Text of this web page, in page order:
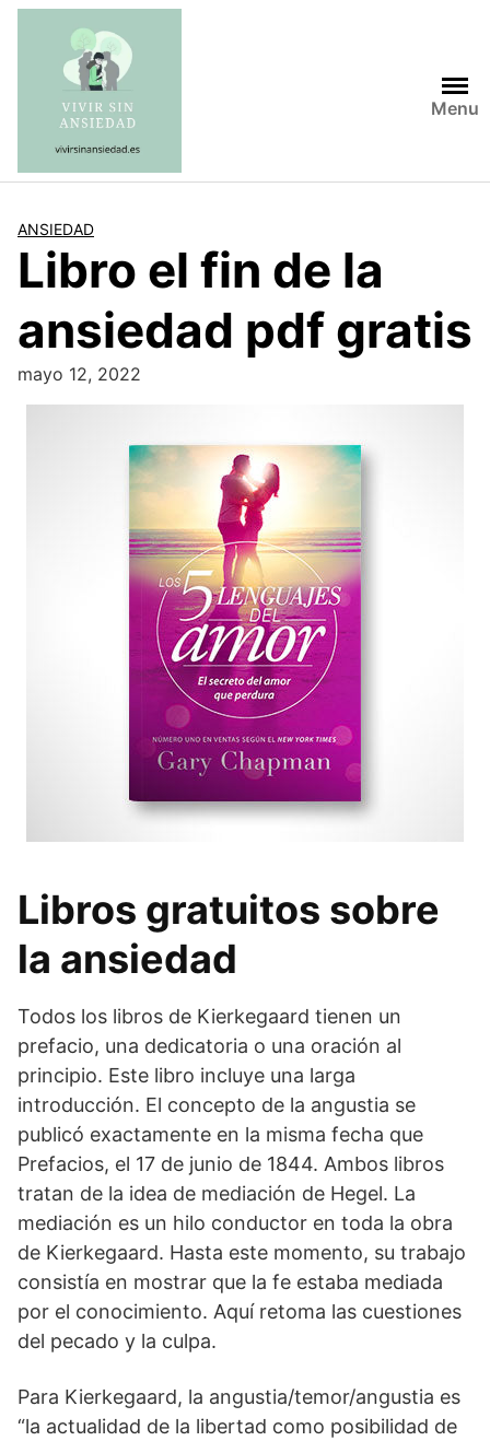
Saltar
contenido
Menu
ANSIEDAD
Libro el fin de la
ansiedad pdf gratis
mayo 12, 2022
Libros gratuitos sobre
la ansiedad
Todos los libros de Kierkegaard tienen un
prefacio, una dedicatoria o una oración al
principio. Este libro incluye una larga
introducción. El concepto de la angustia se
publicó exactamente en la misma fecha que
Prefacios, el 17 de junio de 1844. Ambos libros
tratan de la idea de mediación de Hegel. La
mediación es un hilo conductor en toda la obra
de Kierkegaard. Hasta este momento, su trabajo
consistía en mostrar que la fe estaba mediada
por el conocimiento. Aquí retoma las cuestiones
del pecado y la culpa.
Para Kierkegaard, la angustia/temor/angustia es
“la actualidad de la libertad como posibilidad de